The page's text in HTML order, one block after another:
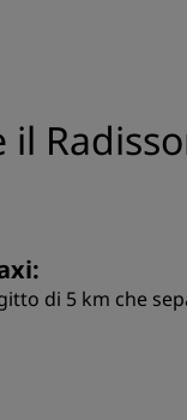
di 5 km che